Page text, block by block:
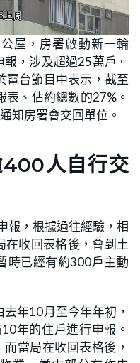
屋，房署啟動新一輪
報，涉及超過25萬戶。
電台節目中表示，截至
、佔約總數的27%。
知房署會交回單位。
人自行交
報，根據過往經驗，相
收回表格後，會到土
時已經有約300戶主動
年10月至今年年初，
年的住戶進行申報。
當局在收回表格後，